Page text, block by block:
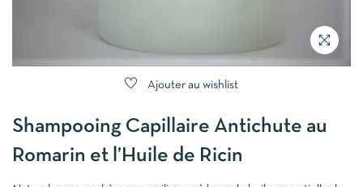
Ajouter au wishlist
Shampooing Capillaire Antichute au
Romarin et l’Huile de Ricin